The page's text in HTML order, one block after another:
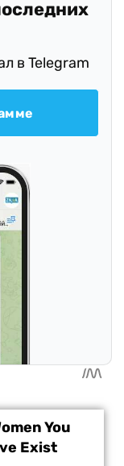
в Telegram